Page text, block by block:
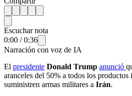
Escuchar nota
0:00 /0:36
Narración con voz de IA
El presidente Donald Trump anunció
aranceles del 50% a todos los productos
suministren armas militares a Irán.